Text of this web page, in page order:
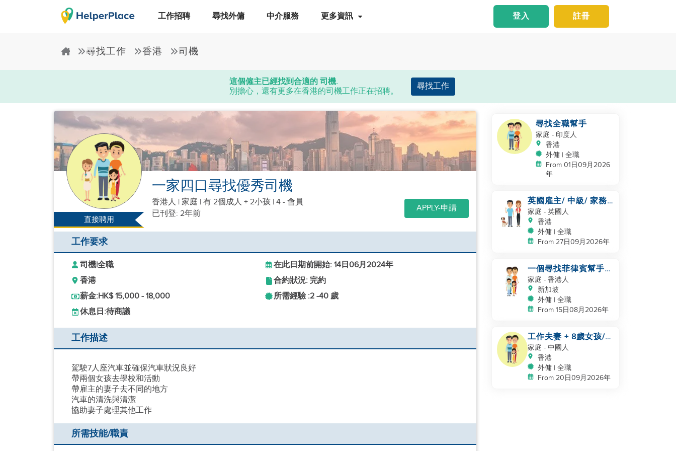
工作招聘 尋找外傭 中介服務 更多資訊 註冊
登入
尋找工作 香港 司機
這個僱主已經找到合適的 司機.
別擔心，還有更多在香港的司機工作正在招聘。
尋找工作
直接聘用
一家四口尋找優秀司機
香港人 | 家庭 | 有 2個成人 + 2小孩 | 4 - 會員
已刊登: 2年前
APPLY-申請
工作要求
司機|全職
在此日期前開始: 14日06月2024年
香港
合約狀況: 完約
薪金:HK$ 15,000 - 18,000 所需經驗 :2 -40 歲
休息日:待商議
工作描述
駕駛7人座汽車並確保汽車狀況良好
帶兩個女孩去學校和活動
帶雇主的妻子去不同的地方
汽車的清洗與清潔
協助妻子處理其他工作
所需技能/職責
尋找全職幫手
家庭 - 印度人
香港
外傭 | 全職
From 01日09月2026
年
英國雇主/ 中級/ 家務
及照顧一隻狗
家庭 - 英國人
香港
外傭 | 全職
From 27日09月2026年
一個尋找菲律賓幫手的
四口之家
家庭 - 香港人
新加坡
外傭 | 全職
From 15日08月2026年
工作夫妻 + 8歲女孩/
自有房間和洗手間/
5500-6000
家庭 - 中國人
香港
外傭 | 全職
From 20日09月2026年